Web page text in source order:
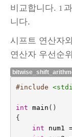
비교합니다. 1 과
니다.
시프트 연산자
연산자 우선순
#include
int main ()
{
int
num1